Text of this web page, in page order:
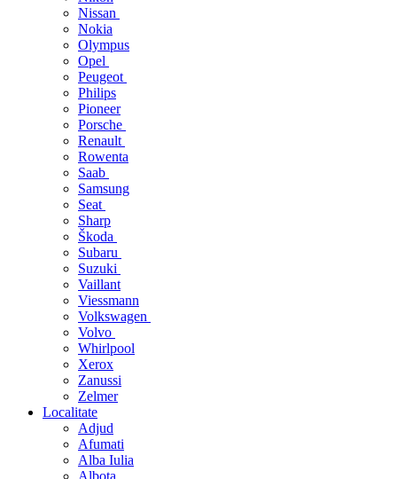
Nissan
Nokia
Olympus
Opel
Peugeot
Philips
Pioneer
Porsche
Renault
Rowenta
Saab
Samsung
Seat
Sharp
Škoda
Subaru
Suzuki
Vaillant
Viessmann
Volkswagen
Volvo
Whirlpool
Xerox
Zanussi
Zelmer
Localitate
Adjud
Afumati
Alba Iulia